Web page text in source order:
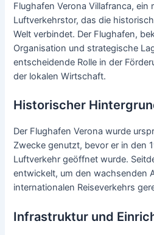
Flughafen Verona Villafranca, ein
Luftverkehrstor, das die
Welt verbindet. Der Flughafen,
Organisation und strategische
entscheidende Rolle in der
der lokalen Wirtschaft.
Historischer
Der Flughafen Verona wurde
Zwecke genutzt, bevor er in den
Luftverkehr geöffnet wurde.
entwickelt, um den wachsenden
internationalen Reiseverkehrs
Infrastruktur und